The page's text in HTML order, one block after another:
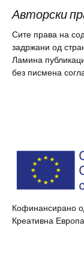
Авторски
Сите права на
задржани од
Ламина
без писмена
Кофинансирано
Креативна Европа